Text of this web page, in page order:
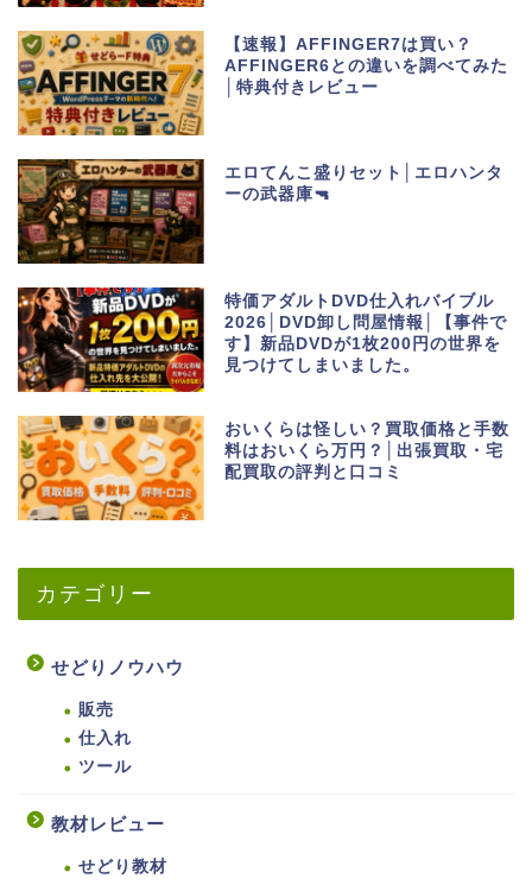
【速報】AFFINGER7は買い？
AFFINGER6との違いを調べてみた
│特典付きレビュー
エロてんこ盛りセット│エロハンタ
ーの武器庫🔫
特価アダルトDVD仕入れバイブル
2026│DVD卸し問屋情報│【事件で
す】新品DVDが1枚200円の世界を
見つけてしまいました。
おいくらは怪しい？買取価格と手数
料はおいくら万円？│出張買取・宅
配買取の評判と口コミ
カテゴリー
せどりノウハウ
販売
仕入れ
ツール
教材レビュー
せどり教材